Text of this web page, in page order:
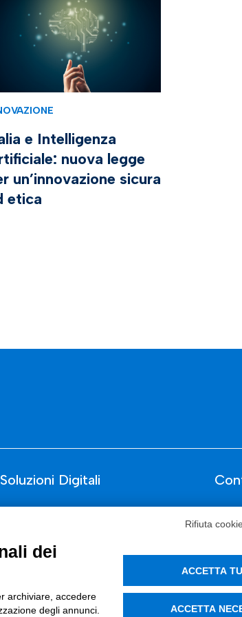
e Intelligenza
nuova legge
un’innovazione sicura
etica
Soluzioni Digitali
Soluzioni Custom
Compliance
Sede
Rifiuta
dei
archiviare, accedere
degli annunci.
ACCETTA
ACCETTA